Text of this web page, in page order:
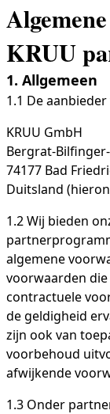
KRUU
1. Allgemeen
1.1 De
KRUU GmbH
Bergrat-
74177 Bad
Duitsland
1.2 Wij bieden
algemene
voorwaarden
contractuele
de geldigheid
zijn ook van
voorbehoud
afwijkende
1.3 Onder